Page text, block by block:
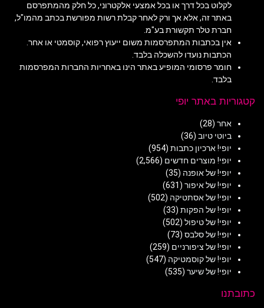
לקלוט בכל דרך או בכל אמצעי אלקטרוני, כל חלק מהמתפרסם
באתר זה, אלא אך ורק לאחר קבלת רשות מפורשת בכתב מהמו"ל,
חברת טלר תקשורת בע"מ.
אין בכתבות המתפרסמות משום ייעוץ רפואי, קוסמטי או אחר.
הכתבות נועדו להשכלה בלבד.
חומר פרסומי המופיע באתר הינו באחריות החברות המפרסמות
בלבד.
קטגוריות באתר יופי
אחר (28)
ביוטי טיוב (36)
יופי! ארכיון כתבות (954)
יופי! מוצרים חדשים (2,566)
יופי! של אופנה (35)
יופי! של איפור (631)
יופי! של אסתטיקה (502)
יופי! של הפקות (33)
יופי! של טיפול (502)
יופי! של סלבס (73)
יופי! של ציפורניים (259)
יופי! של קוסמטיקה (547)
יופי! של שיער (535)
כתובתנו